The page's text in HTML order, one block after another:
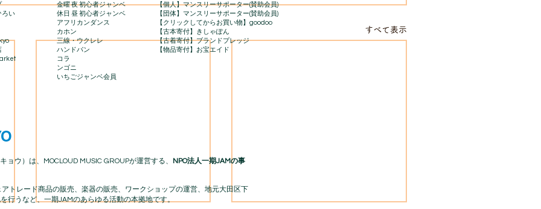
すべて表示
ろい
金曜 夜 初心者ジャンベ
休日 昼 初心者ジャンベ
アフリカンダンス
カホン
三線・ウクレレ
ハンドパン
コラ
ンゴニ
いちごジャンベ会員
【個人】マンスリーサポーター(賛助会員)
【団体】マンスリーサポーター(賛助会員)
【クリックしてからお買い物】goodoo
【古本寄付】きしゃぽん
【古着寄付】ブランドプレッジ
【物品寄付】お宝エイド
ウ）は、MOCLOUD MUSIC GROUPが運営する、 NPO法人一期JAMの事
トレード商品の販売、楽器の販売、ワークショップの運営、地元大田区下
行うなど、一期JAMのあらゆる活動の本拠地です。